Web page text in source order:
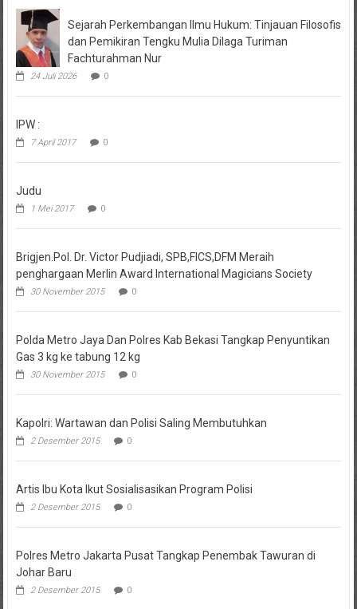
Sejarah Perkembangan Ilmu Hukum: Tinjauan Filosofis
dan Pemikiran Tengku Mulia Dilaga Turiman
Fachturahman Nur
24 Juli 2026 0
IPW :
7 April 2017 0
Judu
1 Mei 2017 0
Brigjen.Pol. Dr. Victor Pudjiadi, SPB,FICS,DFM Meraih
penghargaan Merlin Award International Magicians Society
30 November 2015 0
Polda Metro Jaya Dan Polres Kab Bekasi Tangkap Penyuntikan
Gas 3 kg ke tabung 12 kg
30 November 2015 0
Kapolri: Wartawan dan Polisi Saling Membutuhkan
2 Desember 2015 0
Artis Ibu Kota Ikut Sosialisasikan Program Polisi
2 Desember 2015 0
Polres Metro Jakarta Pusat Tangkap Penembak Tawuran di
Johar Baru
2 Desember 2015 0